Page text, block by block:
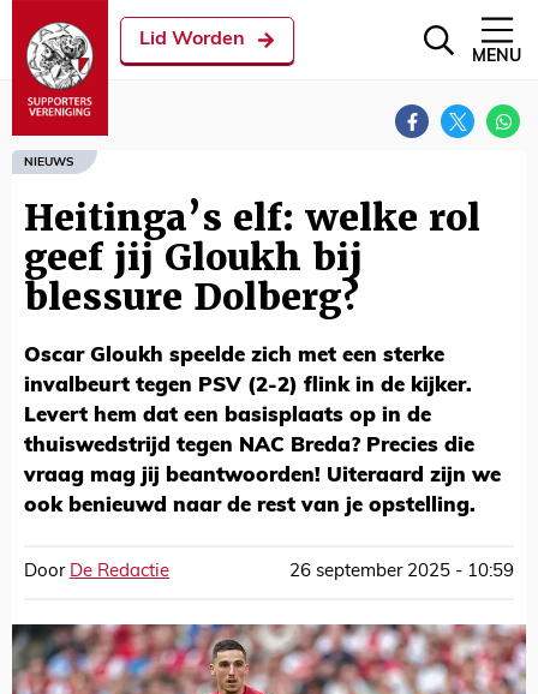
Lid Worden
MENU
NIEUWS
Heitinga’s elf: welke rol
geef jij Gloukh bij
blessure Dolberg?
Oscar Gloukh speelde zich met een sterke
invalbeurt tegen PSV (2-2) flink in de kijker.
Levert hem dat een basisplaats op in de
thuiswedstrijd tegen NAC Breda? Precies die
vraag mag jij beantwoorden! Uiteraard zijn we
ook benieuwd naar de rest van je opstelling.
Door De Redactie 26 september 2025 - 10:59